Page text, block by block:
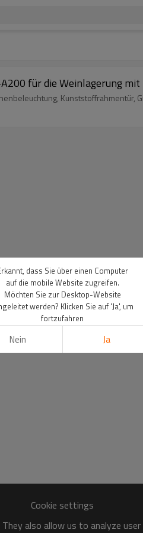
für die Weinlagerung
Kunststoffrahmentür,
Cookie settings
also allow us to analyze
dass Sie über einen Computer
auf die mobile Website zugreifen.
Möchten Sie zur Desktop-Website
werden? Klicken Sie auf 'Ja', um
fortzufahren
Nein Ja